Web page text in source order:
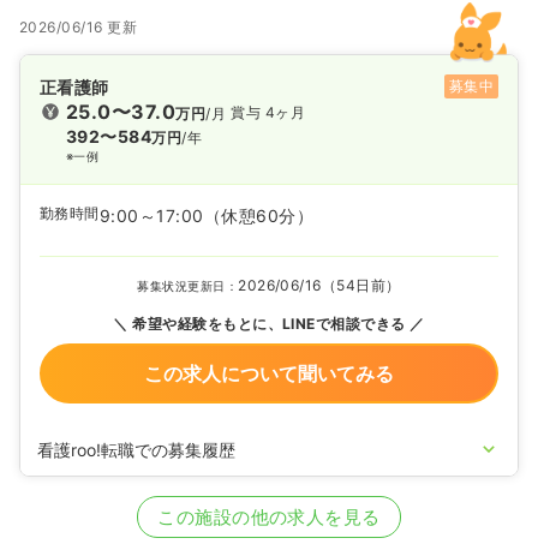
2026/06/16 更新
正看護師 募集中
25.0〜37.0万円/月
392〜584万円/年
※一例
賞与 4ヶ月
勤務時間 9:00～17:00 （休憩60分）
募集状況更新日： 2026/06/16（54日前）
希望や経験をもとに、LINEで相談できる
この求人について聞いてみる
看護roo!転職での募集履歴
正看護師の募集を休止
正看護師の募集を開始
この施設の他の求人を見る